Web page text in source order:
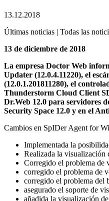
13.12.2018
Últimas noticias | Todas las
13 de diciembre de 2018
La empresa Doctor Web
Updater (12.0.4.11220), el
(12.0.1.201811280), el
Thunderstorm Cloud Client
Dr.Web 12.0 para servidores
Security Space 12.0 y en el
Cambios en SpIDer Agent for
Implementada la
Realizada la visualización
Corregido el problema de
corregido el problema de
corregido el problema del
asegurado el soporte de
añadida la visualización